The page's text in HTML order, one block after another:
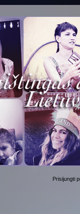
Prisijungti